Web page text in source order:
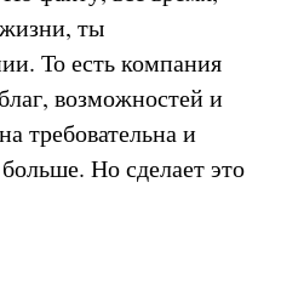
ты
То есть компания
возможностей и
требовательна и
Но сделает это